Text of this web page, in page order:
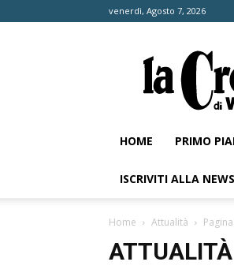
venerdì, Agosto 7, 2026
HOME PRIMO
ISCRIVITI ALLA
Home Attualità
ATTUALITÀ